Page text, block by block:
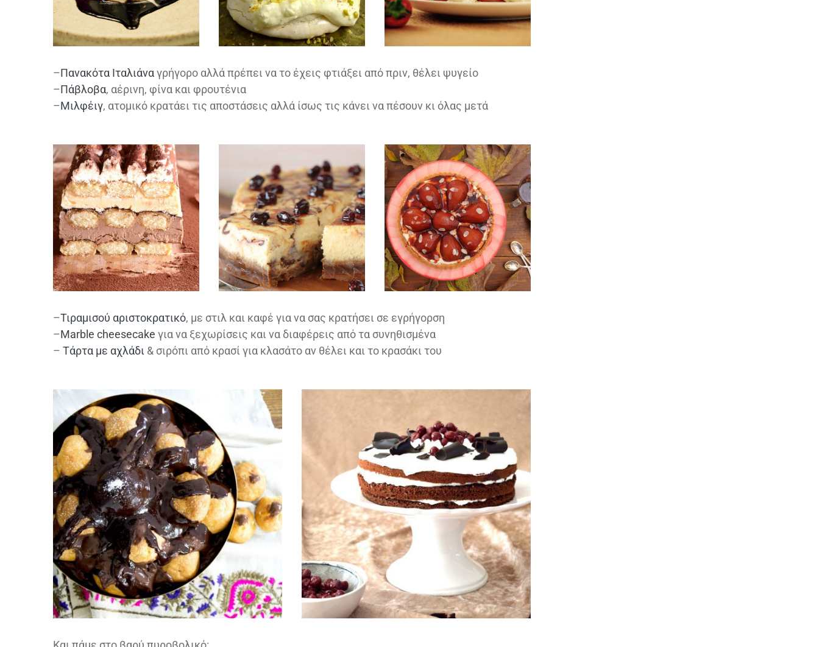
–Πανακότα Ιταλιάναγρήγορο αλλά πρέπει να το έχεις φτιάξει από πριν, θέλει ψυγείο
–Πάβλοβα, αέρινη, φίνα και φρουτένια
–Μιλφέιγ, ατομικό κρατάει τις αποστάσεις αλλά ίσως τις κάνει να πέσουν κι όλας μετά
–Τιραμισού αριστοκρατικό, με στιλ και καφέ για να σας κρατήσει σε εγρήγορση
–Marble cheesecake για να ξεχωρίσεις και να διαφέρεις από τα συνηθισμένα
– Τάρτα με αχλάδι & σιρόπι από κρασί για κλασάτο αν θέλει και το κρασάκι του